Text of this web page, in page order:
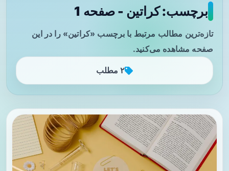
برچسب: کراتین - صفحه 1
تازه‌ترین مطالب مرتبط با برچسب «کراتین» را در این
صفحه مشاهده می‌کنید.
۲ مطلب